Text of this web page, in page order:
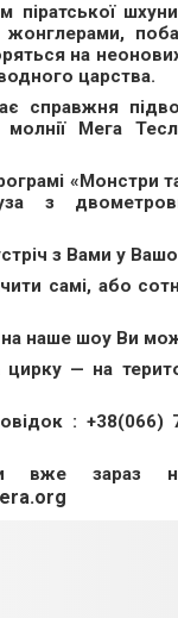
піратської
на
царства.
справжня
молнії Мега
«Монстри
з
з Вами у
самі, або
на наше шоу Ви
цирку — на
: +38(066)
вже зараз